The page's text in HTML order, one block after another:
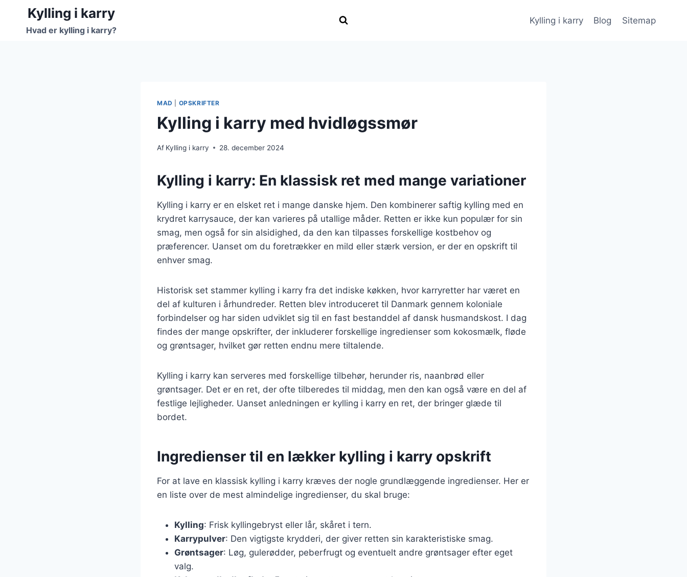
Fortsæt
indhold
Kylling i karry
Hvad er kylling i karry?
Kylling i karry Blog Sitemap
MAD OPSKRIFTER
Kylling i karry med hvidløgssmør
Af Kylling i karry 28. december 2024
Kylling i karry: En klassisk ret med mange variationer
Kylling i karry er en elsket ret i mange danske hjem. Den kombinerer saftig kylling med en
krydret karrysauce, der kan varieres på utallige måder. Retten er ikke kun populær for sin
smag, men også for sin alsidighed, da den kan tilpasses forskellige kostbehov og
præferencer. Uanset om du foretrækker en mild eller stærk version, er der en opskrift til
enhver smag.
Historisk set stammer kylling i karry fra det indiske køkken, hvor karryretter har været en
del af kulturen i århundreder. Retten blev introduceret til Danmark gennem koloniale
forbindelser og har siden udviklet sig til en fast bestanddel af dansk husmandskost. I dag
findes der mange opskrifter, der inkluderer forskellige ingredienser som kokosmælk, fløde
og grøntsager, hvilket gør retten endnu mere tiltalende.
Kylling i karry kan serveres med forskellige tilbehør, herunder ris, naanbrød eller
grøntsager. Det er en ret, der ofte tilberedes til middag, men den kan også være en del af
festlige lejligheder. Uanset anledningen er kylling i karry en ret, der bringer glæde til
bordet.
Ingredienser til en lækker kylling i karry opskrift
For at lave en klassisk kylling i karry kræves der nogle grundlæggende ingredienser. Her er
en liste over de mest almindelige ingredienser, du skal bruge:
Kylling: Frisk kyllingebryst eller lår, skåret i tern.
Karrypulver: Den vigtigste krydderi, der giver retten sin karakteristiske smag.
Grøntsager: Løg, gulerødder, peberfrugt og eventuelt andre grøntsager efter eget
valg.